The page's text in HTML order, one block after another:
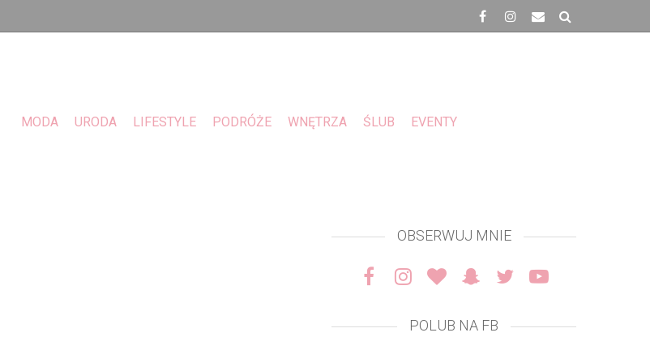
MODA URODA LIFESTYLE PODRÓŻE WNĘTRZA ŚLUB EVENTY
OBSERWUJ MNIE
POLUB NA FB